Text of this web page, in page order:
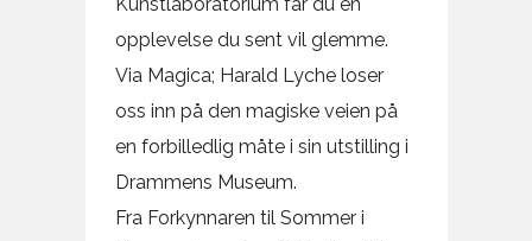
opplevelse du sent vil glemme.
Via Magica; Harald Lyche loser
oss inn på den magiske veien på
en forbilledlig måte i sin utstilling i
Drammens Museum.
Fra Forkynnaren til Sommer i